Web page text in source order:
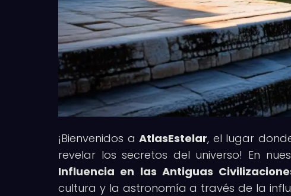
¡Bienvenidos aAtlasEstelar, el lugar
revelar los secretos del universo! En
Influencia en las Antiguas
cultura y la astronomía a través de la